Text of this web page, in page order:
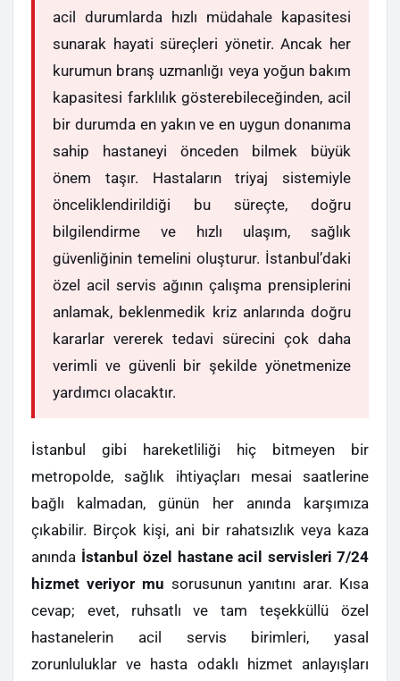
acil durumlarda hızlı müdahale kapasitesi
sunarak hayati süreçleri yönetir. Ancak her
kurumun branş uzmanlığı veya yoğun bakım
kapasitesi farklılık gösterebileceğinden, acil
bir durumda en yakın ve en uygun donanıma
sahip hastaneyi önceden bilmek büyük
önem taşır. Hastaların triyaj sistemiyle
önceliklendirildiği bu süreçte, doğru
bilgilendirme ve hızlı ulaşım, sağlık
güvenliğinin temelini oluşturur. İstanbul’daki
özel acil servis ağının çalışma prensiplerini
anlamak, beklenmedik kriz anlarında doğru
kararlar vererek tedavi sürecini çok daha
verimli ve güvenli bir şekilde yönetmenize
yardımcı olacaktır.
İstanbul gibi hareketliliği hiç bitmeyen bir
metropolde, sağlık ihtiyaçları mesai saatlerine
bağlı kalmadan, günün her anında karşımıza
çıkabilir. Birçok kişi, ani bir rahatsızlık veya kaza
anında İstanbul özel hastane acil servisleri 7/24
hizmet veriyor mu sorusunun yanıtını arar. Kısa
cevap; evet, ruhsatlı ve tam teşekküllü özel
hastanelerin acil servis birimleri, yasal
zorunluluklar ve hasta odaklı hizmet anlayışları